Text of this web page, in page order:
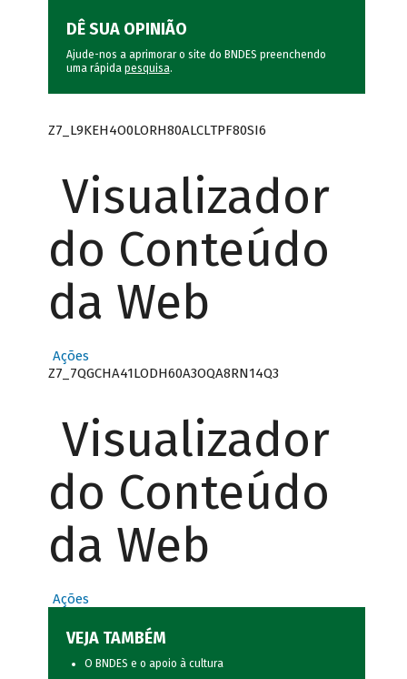
DÊ SUA OPINIÃO
Ajude-nos a aprimorar o site do BNDES preenchendo
uma rápida pesquisa.
Z7_L9KEH4O0LORH80ALCLTPF80SI6
Visualizador
do Conteúdo
da Web
Ações
Z7_7QGCHA41LODH60A3OQA8RN14Q3
Visualizador
do Conteúdo
da Web
Ações
VEJA TAMBÉM
O BNDES e o apoio à cultura